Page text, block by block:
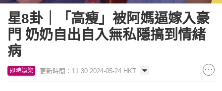
星8卦｜「高瘦」被阿媽逼嫁入豪
門 奶奶自出自入無私隱搞到情緒
病
即時娛樂 更新時間：11:30 2024-05-24 HKT